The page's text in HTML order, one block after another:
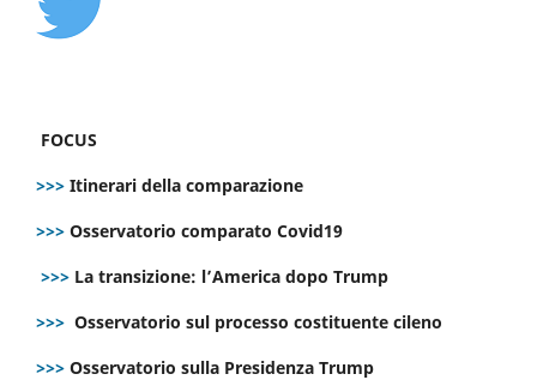
FOCUS
>>> Itinerari della comparazione
>>> Osservatorio comparato Covid19
>>> La transizione: l’America dopo Trump
>>> Osservatorio sul processo costituente cileno
>>> Osservatorio sulla Presidenza Trump